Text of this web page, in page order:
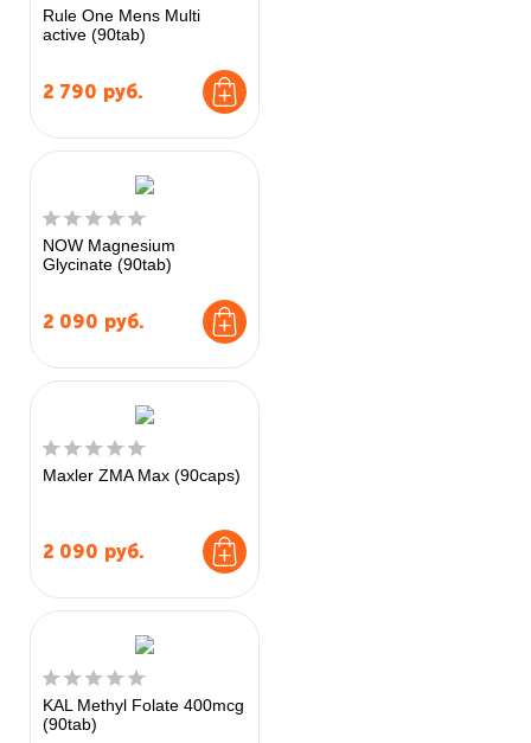
Rule One Mens Multi
active (90tab)
2 790 руб.
NOW Magnesium
Glycinate (90tab)
2 090 руб.
Maxler ZMA Max (90caps)
2 090 руб.
KAL Methyl Folate 400mcg
(90tab)